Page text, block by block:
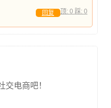
顶: 0 踩: 0
回复
交电商吧！